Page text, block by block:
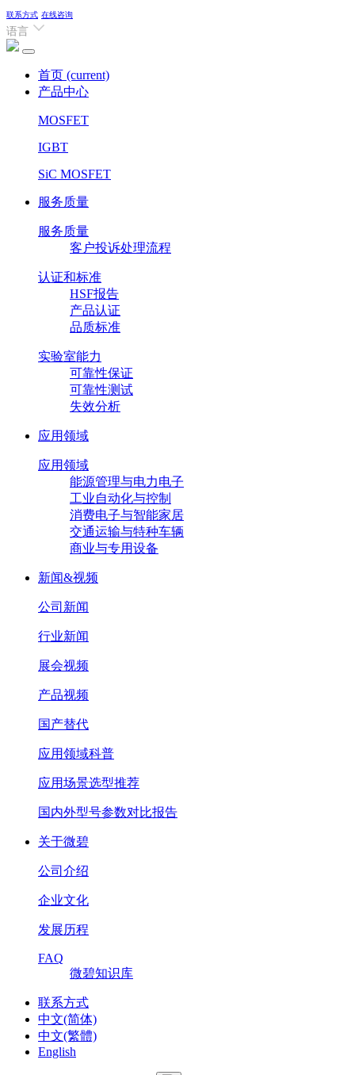
联系方式 在线咨询
语言
首页 (current)
产品中心
MOSFET
IGBT
SiC MOSFET
服务质量
服务质量
客户投诉处理流程
认证和标准
HSF报告
产品认证
品质标准
实验室能力
可靠性保证
可靠性测试
失效分析
应用领域
应用领域
能源管理与电力电子
工业自动化与控制
消费电子与智能家居
交通运输与特种车辆
商业与专用设备
新闻&视频
公司新闻
行业新闻
展会视频
产品视频
国产替代
应用领域科普
应用场景选型推荐
国内外型号参数对比报告
关于微碧
公司介绍
企业文化
发展历程
FAQ
微碧知识库
联系方式
中文(简体)
中文(繁體)
English